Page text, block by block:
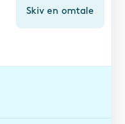
Skiv en omtale